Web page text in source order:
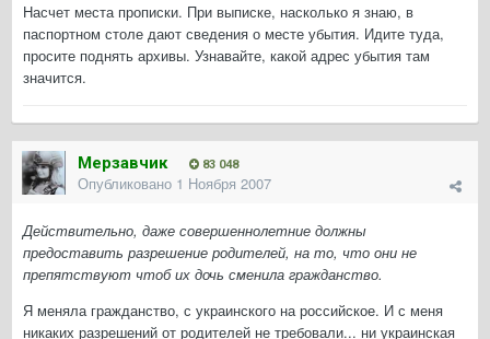
Насчет места прописки. При выписке, насколько я знаю, в
паспортном столе дают сведения о месте убытия. Идите туда,
просите поднять архивы. Узнавайте, какой адрес убытия там
значится.
Мерзавчик 83 048
Опубликовано 1 Ноября 2007
Действительно, даже совершеннолетние должны
предоставить разрешение родителей, на то, что они не
препятствуют чтоб их дочь сменила гражданство.
Я меняла гражданство, с украинского на российское. И с меня
никаких разрешений от родителей не требовали... ни украинская